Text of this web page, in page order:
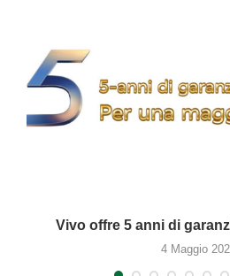
Vivo offre 5 anni di
4 Maggio